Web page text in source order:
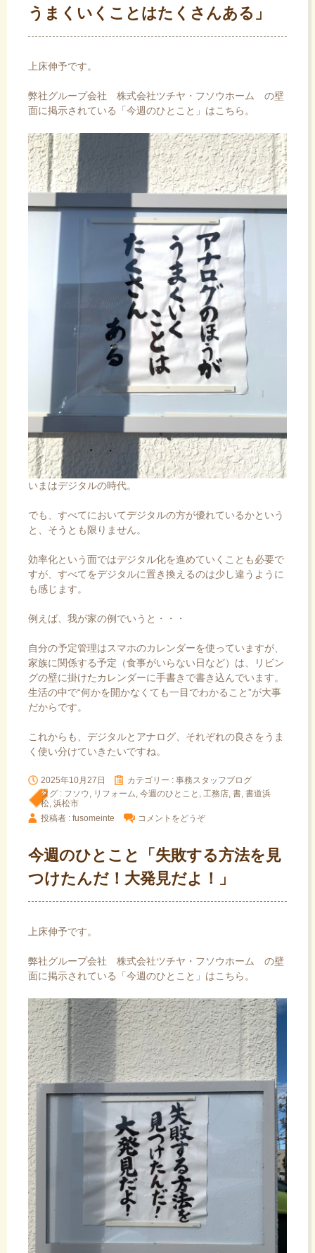
うまくいくことはたくさんある」
上床伸予です。
弊社グループ会社 株式会社ツチヤ・フソウホーム
の壁
面に掲示されている「今週のひとこと」はこちら。
いまはデジタルの時代。
でも、すべてにおいてデジタルの方が優れているかという
と、そうとも限りません。
効率化という面ではデジタル化を進めていくことも必要で
すが、すべてをデジタルに置き換えるのは少し違うように
も感じます。
例えば、我が家の例でいうと・・・
自分の予定管理はスマホのカレンダーを使っていますが、
家族に関係する予定（食事がいらない日など）は、リビン
グの壁に掛けたカレンダーに手書きで書き込んでいます。
生活の中で“何かを開かなくても一目でわかること”が大事
だからです。
これからも、デジタルとアナログ、それぞれの良さをうま
く使い分けていきたいですね。
2025年10月27日 カテゴリー : 事務スタッフブログ
タグ : フソウ, リフォーム, 今週のひとこと , 工務店, 書, 書道浜
松, 浜松市
投稿者 : fusomeinte
コメントをどうぞ
今週のひとこと「失敗する方法を見
つけたんだ！大発見だよ！」
上床伸予です。
弊社グループ会社 株式会社ツチヤ・フソウホーム
の壁
面に掲示されている「今週のひとこと」はこちら。